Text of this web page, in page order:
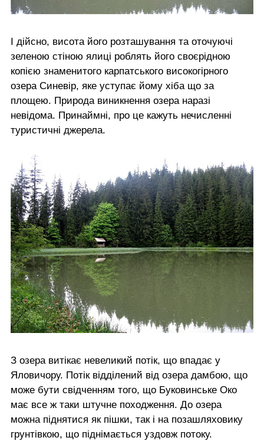
І дійсно, висота його розташування та оточуючі
зеленою стіною ялиці роблять його своєрідною
копією знаменитого карпатського високогірного
озера Синевір, яке уступає йому хіба що за
площею. Природа виникнення озера наразі
невідома. Принаймні, про це кажуть нечисленні
туристичні джерела.
З озера витікає невеликий потік, що впадає у
Яловичору. Потік відділений від озера дамбою, що
може бути свідченням того, що Буковинське Око
має все ж таки штучне походження. До озера
можна піднятися як пішки, так і на позашляховику
грунтівкою, що піднімається уздовж потоку.